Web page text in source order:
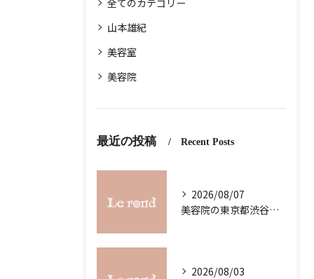
全てのカテゴリー
山本雄紀
美容室
美容院
最近の投稿 Recent Posts
2026/08/07
美容院の東京都渋谷区恵比寿求人募集で理想の働き方と職場選びを徹底解説
2026/08/03